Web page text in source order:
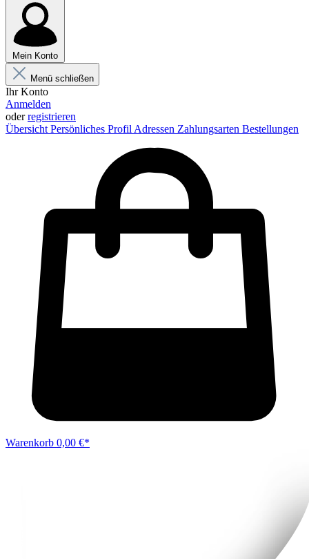
Mein Konto
Menü schließen
Ihr Konto
Anmelden
oderregistrieren
Übersicht Persönliches Profil Adressen Zahlungsarten Bestellungen
Warenkorb 0,00 €*